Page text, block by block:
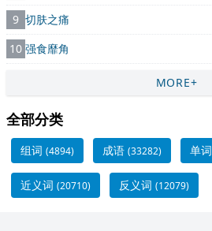
9 切肤之痛
10 强食靡角
MORE+
全部分类
组词 (4894) 成语 (33282) 单词
近义词 (20710) 反义词 (12079)